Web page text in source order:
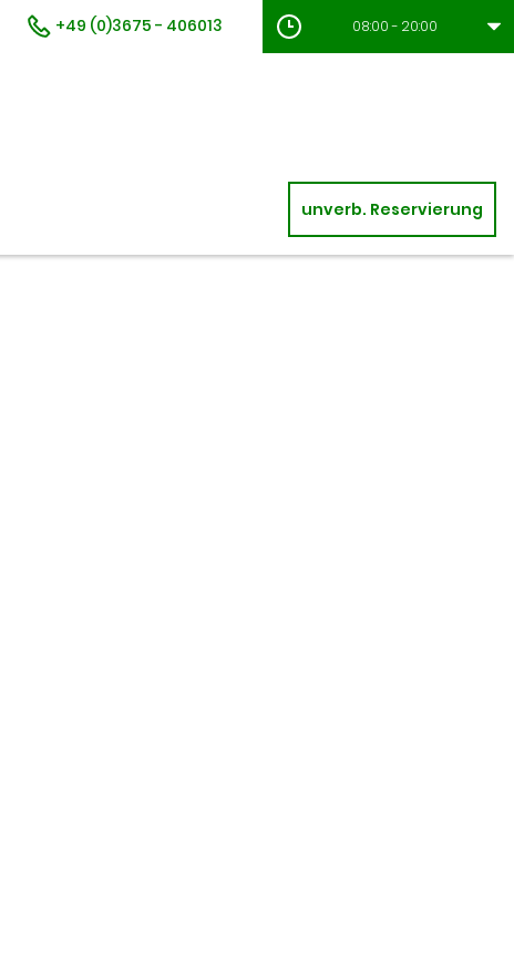
+49 (0)3675 - 406013 08:00 - 20:00
unverb. Reservierung